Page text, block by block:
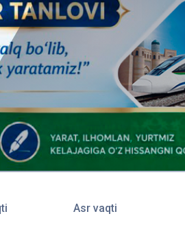
Asr vaqti